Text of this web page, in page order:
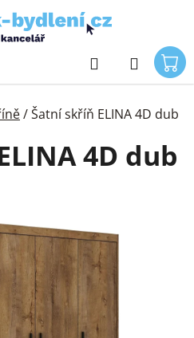
Hledat
/Šatní skříň ELINA 4D dub
4D dub